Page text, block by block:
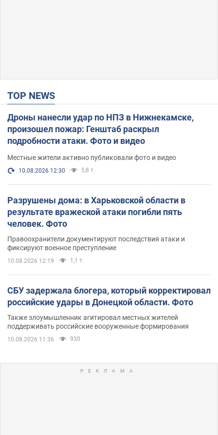
TOP NEWS
Дроны нанесли удар по НПЗ в Нижнекамске,
произошел пожар: Генштаб раскрыл
подробности атаки. Фото и видео
Местные жители активно публиковали фото и видео
10.08.2026 12:30 5,8 т.
Разрушены дома: в Харьковской области в
результате вражеской атаки погибли пять
человек. Фото
Правоохранители документируют последствия атаки и
фиксируют военное преступление
10.08.2026 12:19 1,1 т.
СБУ задержала блогера, который корректировал
российские удары в Донецкой области. Фото
Также злоумышленник агитировал местных жителей
поддерживать российские вооруженные формирования
10.08.2026 11:36 930